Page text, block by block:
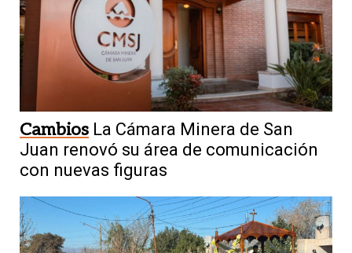
Cambios La Cámara Minera de San
Juan renovó su área de comunicación
con nuevas figuras